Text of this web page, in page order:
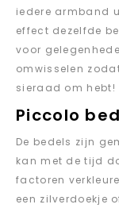
iedere armband
effect dezelfde
voor
omwisselen
sieraad om hebt!
Piccolo
De bedels zijn
kan met de tijd
factoren
een zilverdoekje